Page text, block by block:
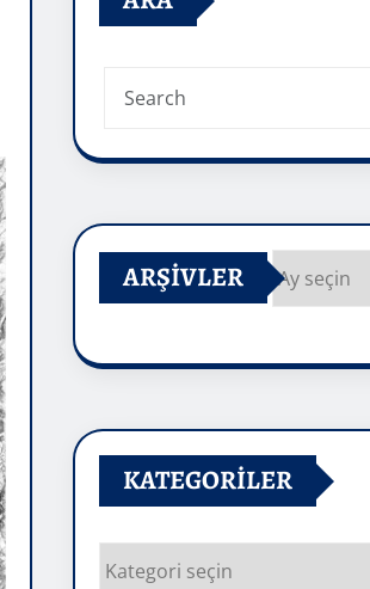
ARŞIVLER
KATEGORILER
Kategoriler